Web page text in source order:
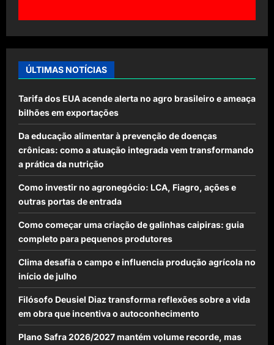
ÚLTIMAS NOTÍCIAS
Tarifa dos EUA acende alerta no agro brasileiro e ameaça
bilhões em exportações
Da educação alimentar à prevenção de doenças
crônicas: como a atuação integrada vem transformando
a prática da nutrição
Como investir no agronegócio: LCA, Fiagro, ações e
outras portas de entrada
Como começar uma criação de galinhas caipiras: guia
completo para pequenos produtores
Clima desafia o campo e influencia produção agrícola no
início de julho
Filósofo Deusiel Diaz transforma reflexões sobre a vida
em obra que incentiva o autoconhecimento
Plano Safra 2026/2027 mantém volume recorde, mas